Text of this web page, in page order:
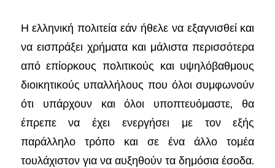
Η ελληνική πολιτεία εάν ήθελε να εξαγνισθεί και
να εισπράξει χρήματα και μάλιστα περισσότερα
από επίορκους πολιτικούς και υψηλόβαθμους
διοικητικούς υπαλλήλους που όλοι συμφωνούν
ότι υπάρχουν και όλοι υποπτευόμαστε, θα
έπρεπε να έχει ενεργήσει με τον εξής
παράλληλο τρόπο και σε ένα άλλο τομέα
τουλάχιστον για να αυξηθούν τα δημόσια έσοδα.